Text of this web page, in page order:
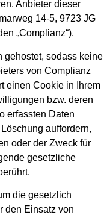
Anbieter dieser
14-5, 9723 JG
„Complianz“).
gehostet, sodass keine
von Complianz
einen Cookie in Ihrem
bzw. deren
erfassten Daten
auffordern,
oder der Zweck für
gesetzliche
die gesetzlich
den Einsatz von